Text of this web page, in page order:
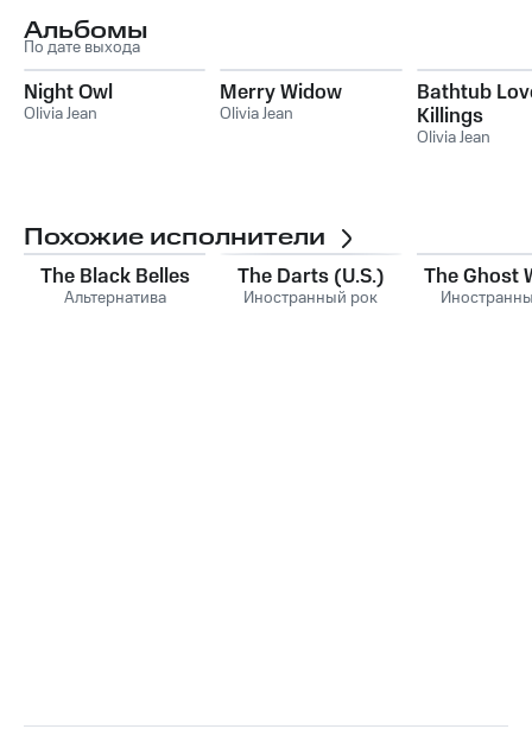
Альбомы
По дате выхода
Night Owl
Olivia Jean
Merry Widow
Olivia Jean
Bathtub
Killings
Olivia Jean
Похожие исполнители
The Black Belles
Альтернатива
The Darts (U.S.)
Иностранный рок
The Ghost